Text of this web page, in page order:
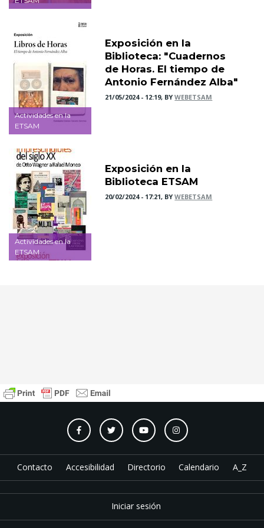
Actividades en la
ETSAM
Exposición en la
Biblioteca: "Cuadernos
de Horas. El tiempo de
Antonio Fernández Alba"
21/05/2024 - 12:19, BYWEBETSAM
Actividades en la
ETSAM
Exposición en la
Biblioteca ETSAM
20/02/2024 - 17:21, BYWEBETSAM
Contacto Accesibilidad Directorio Calendario A_Z
Iniciar sesión